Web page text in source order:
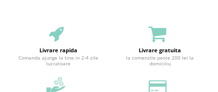
Livrare rapida
Comanda ajunge la tine in 2-4 zile
lucratoare
Livrare gratuita
la comenzile peste 200 lei la
domiciliu